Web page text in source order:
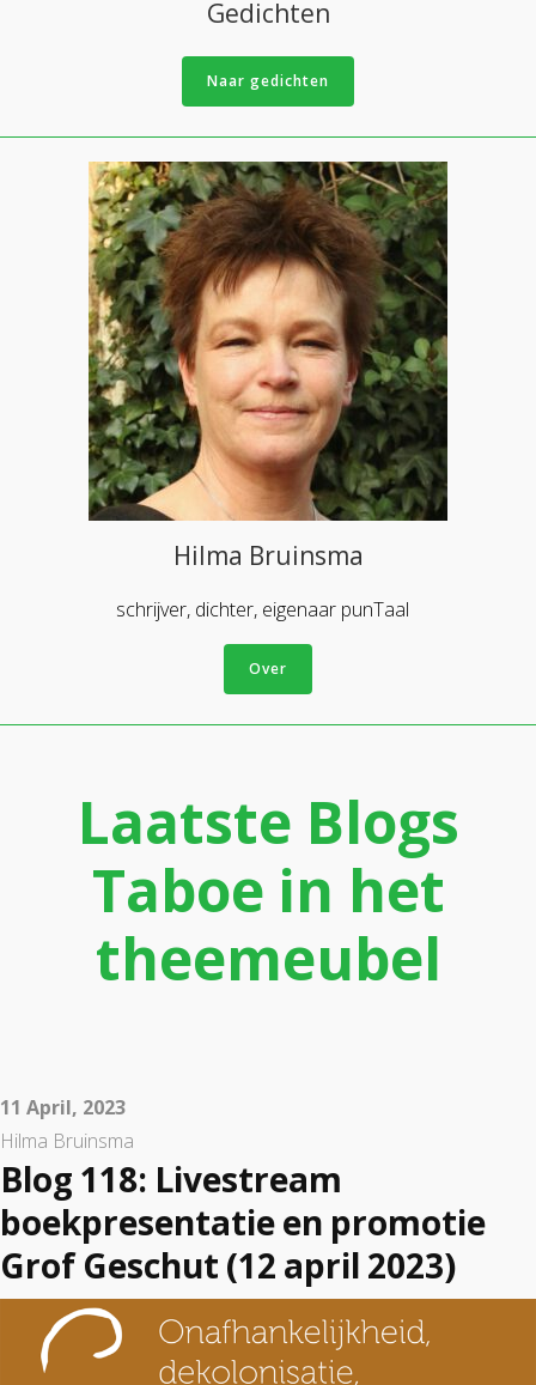
Gedichten
Naar gedichten
Hilma Bruinsma
schrijver, dichter, eigenaar punTaal
Over
Laatste Blogs
Taboe in het
theemeubel
11 April, 2023
Hilma Bruinsma
Blog 118: Livestream
boekpresentatie en promotie
Grof Geschut (12 april 2023)